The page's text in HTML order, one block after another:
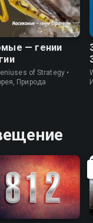
— гении
of Strategy •
Природа